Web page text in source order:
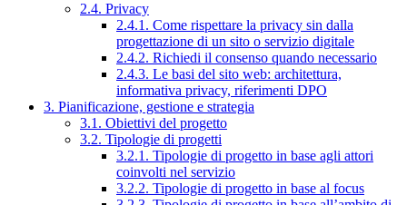
2.4. Privacy
2.4.1. Come rispettare la privacy sin dalla
progettazione di un sito o servizio digitale
2.4.2. Richiedi il consenso quando necessario
2.4.3. Le basi del sito web: architettura,
informativa privacy, riferimenti DPO
3. Pianificazione, gestione e strategia
3.1. Obiettivi del progetto
3.2. Tipologie di progetti
3.2.1. Tipologie di progetto in base agli attori
coinvolti nel servizio
3.2.2. Tipologie di progetto in base al focus